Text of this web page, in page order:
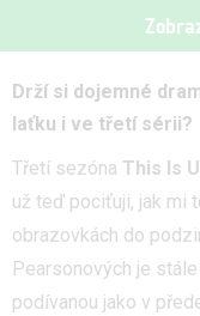
Drží si dojemné
laťku i ve třetí sérii?
Třetí sezóna This Is
už teď pociťuji, jak mi
obrazovkách do
Pearsonových je
podívanou jako v